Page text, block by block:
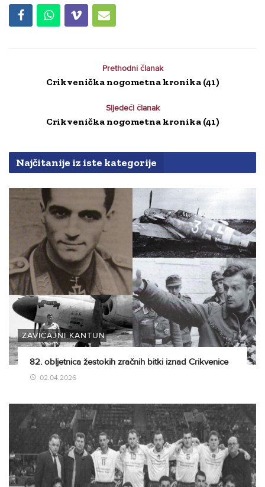
Prethodni članak
Crikvenička nogometna kronika (41)
Sljedeći članak
Crikvenička nogometna kronika (41)
Najčitanije iz iste kategorije
ZAVIČAJNI KANTUN
82. obljetnica žestokih zračnih bitki iznad Crikvenice
02.04.2026